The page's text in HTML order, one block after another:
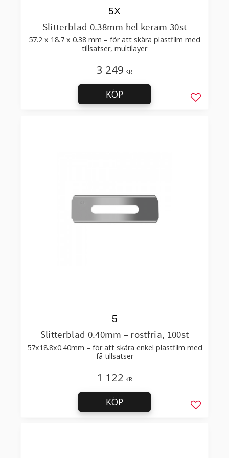
Slitterblad 0.38mm hel keram 30st
57.2 x 18.7 x 0.38 mm – för att skära plastfilm med
tillsatser, multilayer
5X
3 249 KR
Lägg till
KÖP
Slitterblad 0.40mm – rostfria, 100st
57x18.8x0.40mm – för att skära enkel plastfilm med
få tillsatser
5
1 122 KR
Lägg till
KÖP